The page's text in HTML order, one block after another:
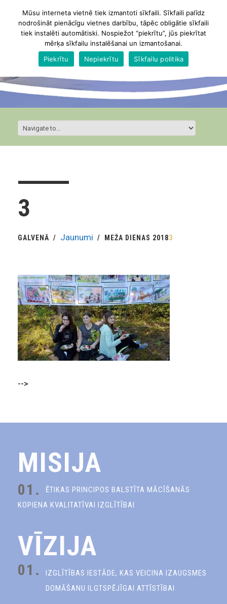
3
GALVENĀ Jaunumi MEŽA DIENAS 20183
-->
MISIJA
01.
ĒTIKAS PRINCIPOS BALSTĪTA MĀCĪŠANĀS
KOPIENA KVALITATĪVAI IZGLĪTĪBAI
VĪZIJA
01.
IZGLĪTĪBAS IESTĀDE, KAS VEICINA IZAUGSMES
DOMĀŠANU ILGTSPĒJĪGAI ATTĪSTĪBAI
Mūsu interneta vietnē tiek izmantoti sīkfaili. Sīkfaili palīdz
nodrošināt pienācīgu vietnes darbību, tāpēc obligātie sīkfaili
tiek instalēti automātiski. Nospiežot “piekrītu”, jūs piekrītat
mērķa sīkfailu instalēšanai un izmantošanai.
Piekrītu
Nepiekrītu Sīkfailu politika